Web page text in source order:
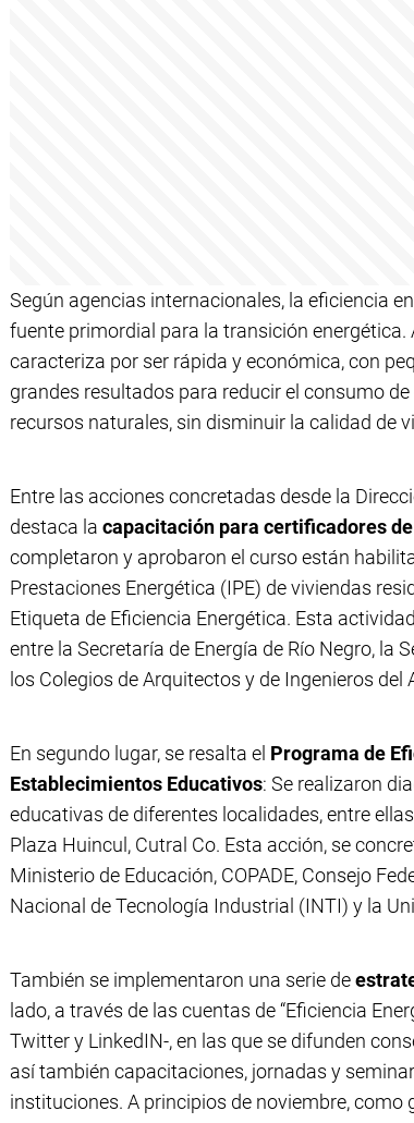
Según agencias internacionales, la eficiencia
fuente primordial para la transición energética.
caracteriza por ser rápida y económica, con
grandes resultados para reducir el consumo
recursos naturales, sin disminuir la calidad de
Entre las acciones concretadas desde la
destaca la capacitación para certificadores
completaron y aprobaron el curso están
Prestaciones Energética (IPE) de viviendas
Etiqueta de Eficiencia Energética. Esta
entre la Secretaría de Energía de Río Negro, la
los Colegios de Arquitectos y de Ingenieros del
En segundo lugar, se resalta el Programa de
Establecimientos Educativos: Se realizaron
educativas de diferentes localidades, entre
Plaza Huincul, Cutral Co. Esta acción, se
Ministerio de Educación, COPADE, Consejo
Nacional de Tecnología Industrial (INTI) y la
También se implementaron una serie de
lado, a través de las cuentas de “Eficiencia
Twitter y LinkedIN-, en las que se difunden
así también capacitaciones, jornadas y
instituciones. A principios de noviembre, como